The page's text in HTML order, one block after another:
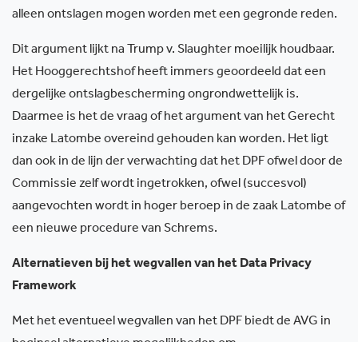
alleen ontslagen mogen worden met een gegronde reden.
Dit argument lijkt na Trump v. Slaughter moeilijk houdbaar.
Het Hooggerechtshof heeft immers geoordeeld dat een
dergelijke ontslagbescherming ongrondwettelijk is.
Daarmee is het de vraag of het argument van het Gerecht
inzake Latombe overeind gehouden kan worden. Het ligt
dan ook in de lijn der verwachting dat het DPF ofwel door de
Commissie zelf wordt ingetrokken, ofwel (succesvol)
aangevochten wordt in hoger beroep in de zaak Latombe of
een nieuwe procedure van Schrems.
Alternatieven bij het wegvallen van het Data Privacy
Framework
Met het eventueel wegvallen van het DPF biedt de AVG in